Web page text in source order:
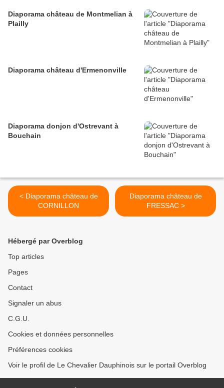
Diaporama château de Montmelian à
Plailly
Diaporama château d'Ermenonville
Diaporama donjon d'Ostrevant à
Bouchain
< Diaporama château de
CORNILLON
Diaporama château de
FRESSAC >
Hébergé par Overblog
Top articles
Pages
Contact
Signaler un abus
C.G.U.
Cookies et données personnelles
Préférences cookies
Voir le profil de Le Chevalier Dauphinois sur le portail Overblog